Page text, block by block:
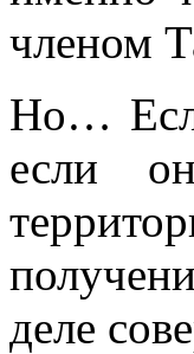
членом
Но…
если
деле